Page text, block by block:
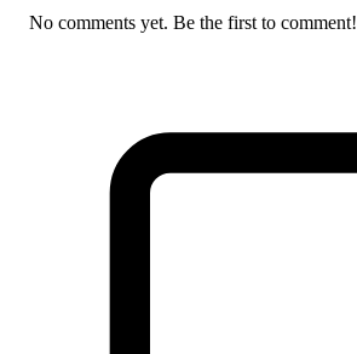
No comments yet. Be the first to comment!